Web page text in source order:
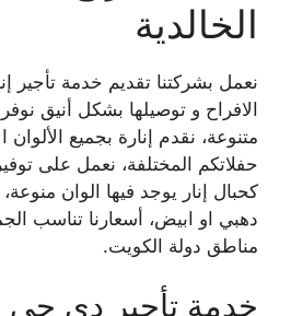
الخالدية
نعمل بشركتنا تقديم خدمة تأجير
الافراح و توصيلها بشكل أنيق
متنوعة، نقدم إنارة بجميع الألوان
حفلاتكم المختلفة، نعمل على
كحبال إنار يوجد فيها الوان
دهبي او ابيض، أسعارنا تناسب
مناطق دولة الكويت.